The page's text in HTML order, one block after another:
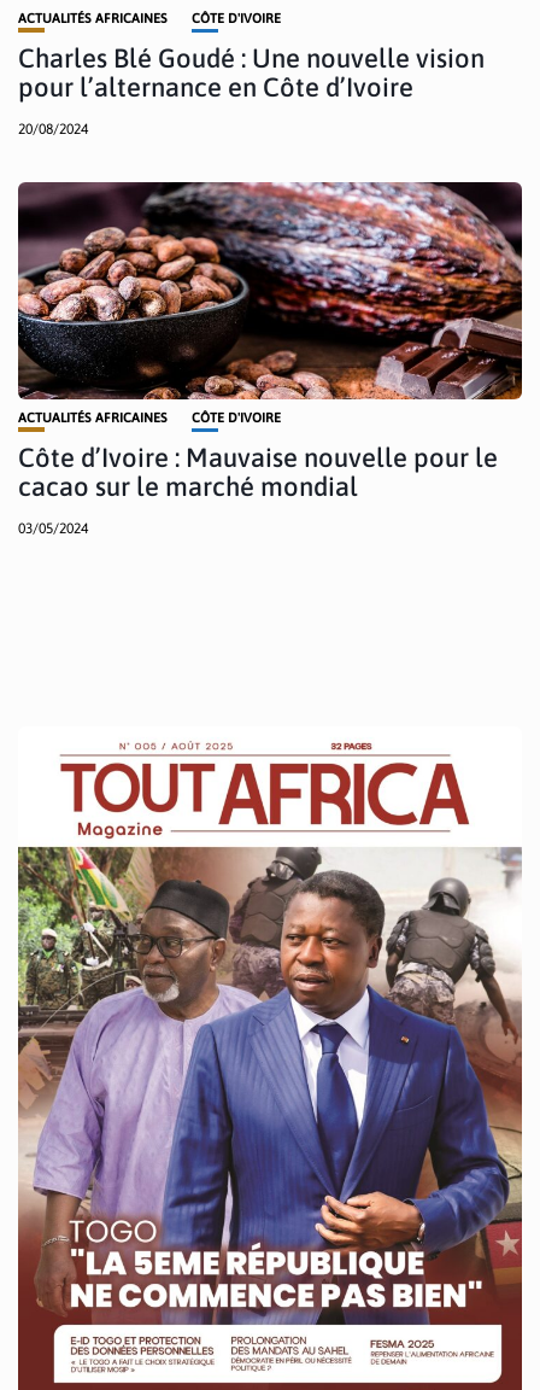
ACTUALITÉS AFRICAINES CÔTE D'IVOIRE
Charles Blé Goudé : Une nouvelle vision
pour l’alternance en Côte d’Ivoire
20/08/2024
ACTUALITÉS AFRICAINES CÔTE D'IVOIRE
Côte d’Ivoire : Mauvaise nouvelle pour le
cacao sur le marché mondial
03/05/2024